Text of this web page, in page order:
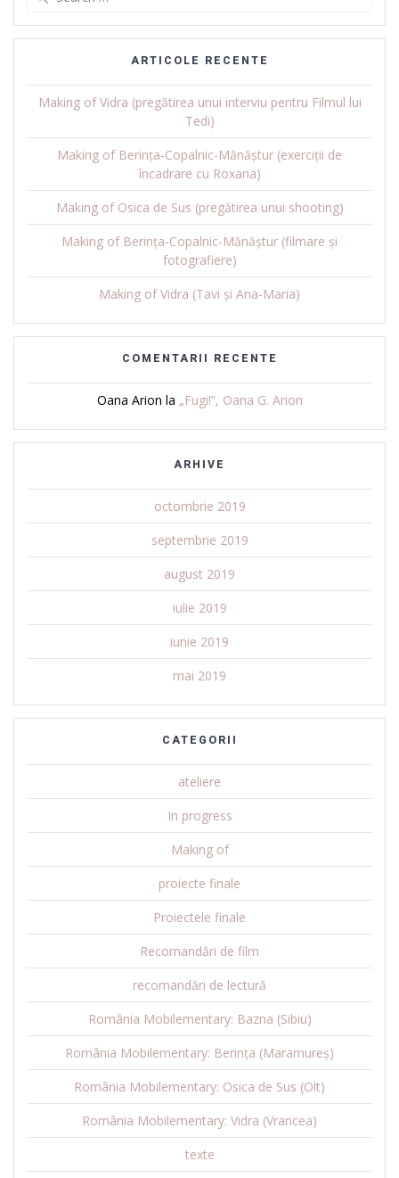
ARTICOLE RECENTE
Making of Vidra (pregătirea unui interviu pentru Filmul lui
Tedi)
Making of Berința-Copalnic-Mănăștur (exerciții de
încadrare cu Roxana)
Making of Osica de Sus (pregătirea unui shooting)
Making of Berința-Copalnic-Mănăștur (filmare și
fotografiere)
Making of Vidra (Tavi și Ana-Maria)
COMENTARII RECENTE
Oana Arion la „Fugi!”, Oana G. Arion
ARHIVE
octombrie 2019
septembrie 2019
august 2019
iulie 2019
iunie 2019
mai 2019
CATEGORII
ateliere
In progress
Making of
proiecte finale
Proiectele finale
Recomandări de film
recomandări de lectură
România Mobilementary: Bazna (Sibiu)
România Mobilementary: Berința (Maramureș)
România Mobilementary: Osica de Sus (Olt)
România Mobilementary: Vidra (Vrancea)
texte